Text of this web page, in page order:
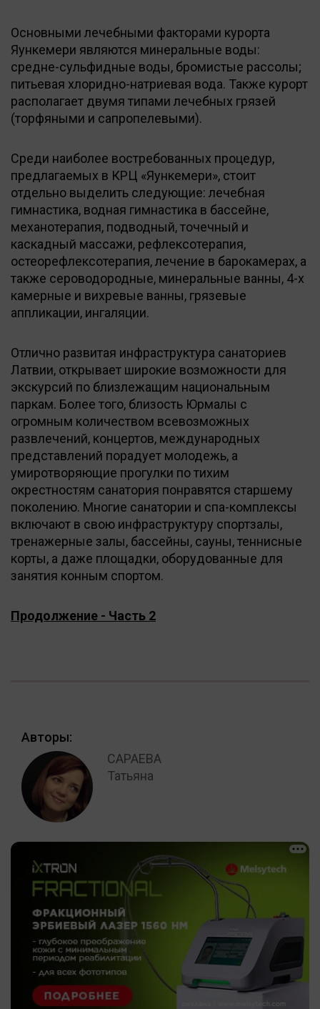
Основными лечебными факторами курорта
Яункемери являются минеральные воды:
средне-сульфидные воды, бромистые рассолы;
питьевая хлоридно-натриевая вода. Также курорт
располагает двумя типами лечебных грязей
(торфяными и сапропелевыми).
Среди наиболее востребованных процедур,
предлагаемых в КРЦ «Яункемери», стоит
отдельно выделить следующие: лечебная
гимнастика, водная гимнастика в бассейне,
механотерапия, подводный, точечный и
каскадный массажи, рефлексотерапия,
остеорефлексотерапия, лечение в барокамерах, а
также сероводородные, минеральные ванны, 4-х
камерные и вихревые ванны, грязевые
аппликации, ингаляции.
Отлично развитая инфраструктура санаториев
Латвии, открывает широкие возможности для
экскурсий по близлежащим национальным
паркам. Более того, близость Юрмалы с
огромным количеством всевозможных
развлечений, концертов, международных
представлений порадует молодежь, а
умиротворяющие прогулки по тихим
окрестностям санатория понравятся старшему
поколению. Многие санатории и спа-комплексы
включают в свою инфраструктуру спортзалы,
тренажерные залы, бассейны, сауны, теннисные
корты, а даже площадки, оборудованные для
занятия конным спортом.
Продолжение - Часть 2
Авторы:
САРАЕВА
Татьяна